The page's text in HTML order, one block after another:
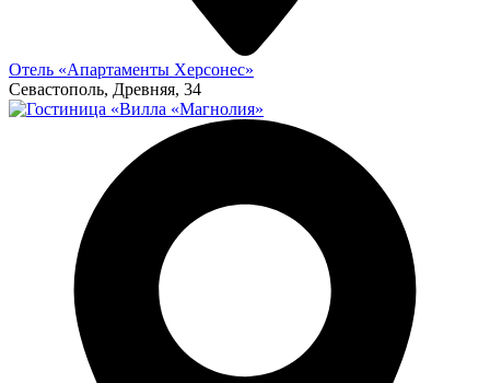
Отель «Апартаменты Херсонес»
Севастополь, Древняя, 34